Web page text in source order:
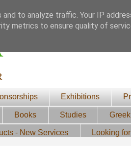
Exhibitions
Books Studies
- New Services Looking
to analyze traffic. Your IP
metrics to ensure quality of